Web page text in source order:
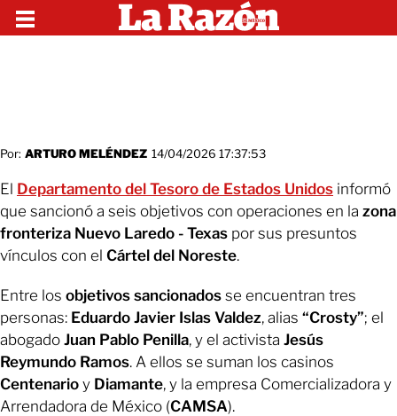
Por: ARTURO MELÉNDEZ 14/04/2026 17:37:53
El Departamento del Tesoro de Estados Unidos informó
que sancionó a seis objetivos con operaciones en la zona
fronteriza Nuevo Laredo - Texas por sus presuntos
vínculos con el Cártel del Noreste.
Entre los objetivos sancionados se encuentran tres
personas: Eduardo Javier Islas Valdez, alias “Crosty”; el
abogado Juan Pablo Penilla, y el activista Jesús
Reymundo Ramos. A ellos se suman los casinos
Centenario y Diamante, y la empresa Comercializadora y
Arrendadora de México (CAMSA).